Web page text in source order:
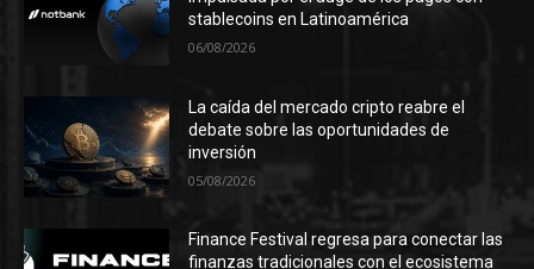
stablecoins en Latinoamérica
06/08/2026
La caída del mercado cripto reabre el
debate sobre las oportunidades de
inversión
05/08/2026
Finance Festival regresa para conectar las
finanzas tradicionales con el ecosistema